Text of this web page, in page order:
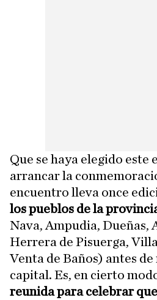
Que se haya elegido este
arrancar la
encuentro lleva once
los pueblos de la
Nava, Ampudia, Dueñas,
Herrera de Pisuerga,
Venta de Baños) antes de
capital. Es, en cierto
reunida para celebrar